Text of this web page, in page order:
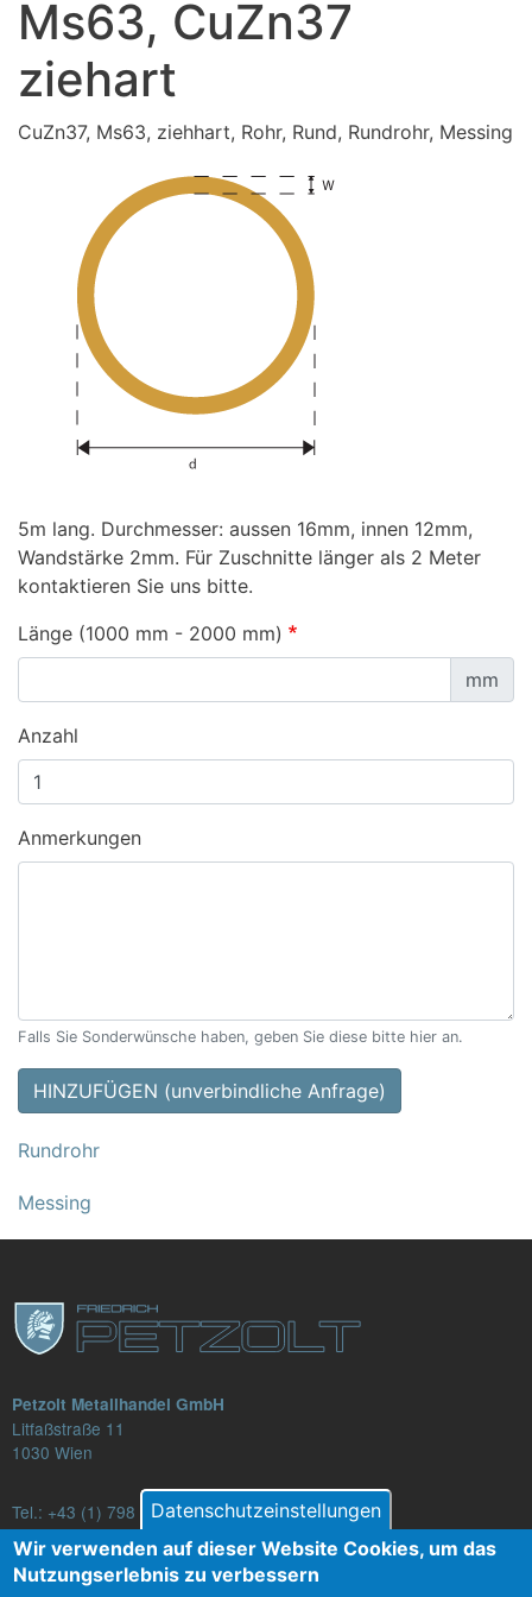
Ms63, CuZn37
ziehart
CuZn37, Ms63, ziehhart, Rohr, Rund, Rundrohr, Messing
5m lang. Durchmesser: aussen 16mm, innen 12mm,
Wandstärke 2mm. Für Zuschnitte länger als 2 Meter
kontaktieren Sie uns bitte.
Länge (1000 mm - 2000 mm)
mm
Anzahl
Anmerkungen
Falls Sie Sonderwünsche haben, geben Sie diese bitte hier an.
HINZUFÜGEN (unverbindliche Anfrage)
Rundrohr
Messing
Petzolt Metallhandel GmbH
Litfaßstraße 11
1030 Wien
Tel.: +43 (1) 798 82 88-16
E-Mail: verkauf@petzolt.at
Datenschutzeinstellungen
Wir verwenden auf dieser Website Cookies, um das
Nutzungserlebnis zu verbessern